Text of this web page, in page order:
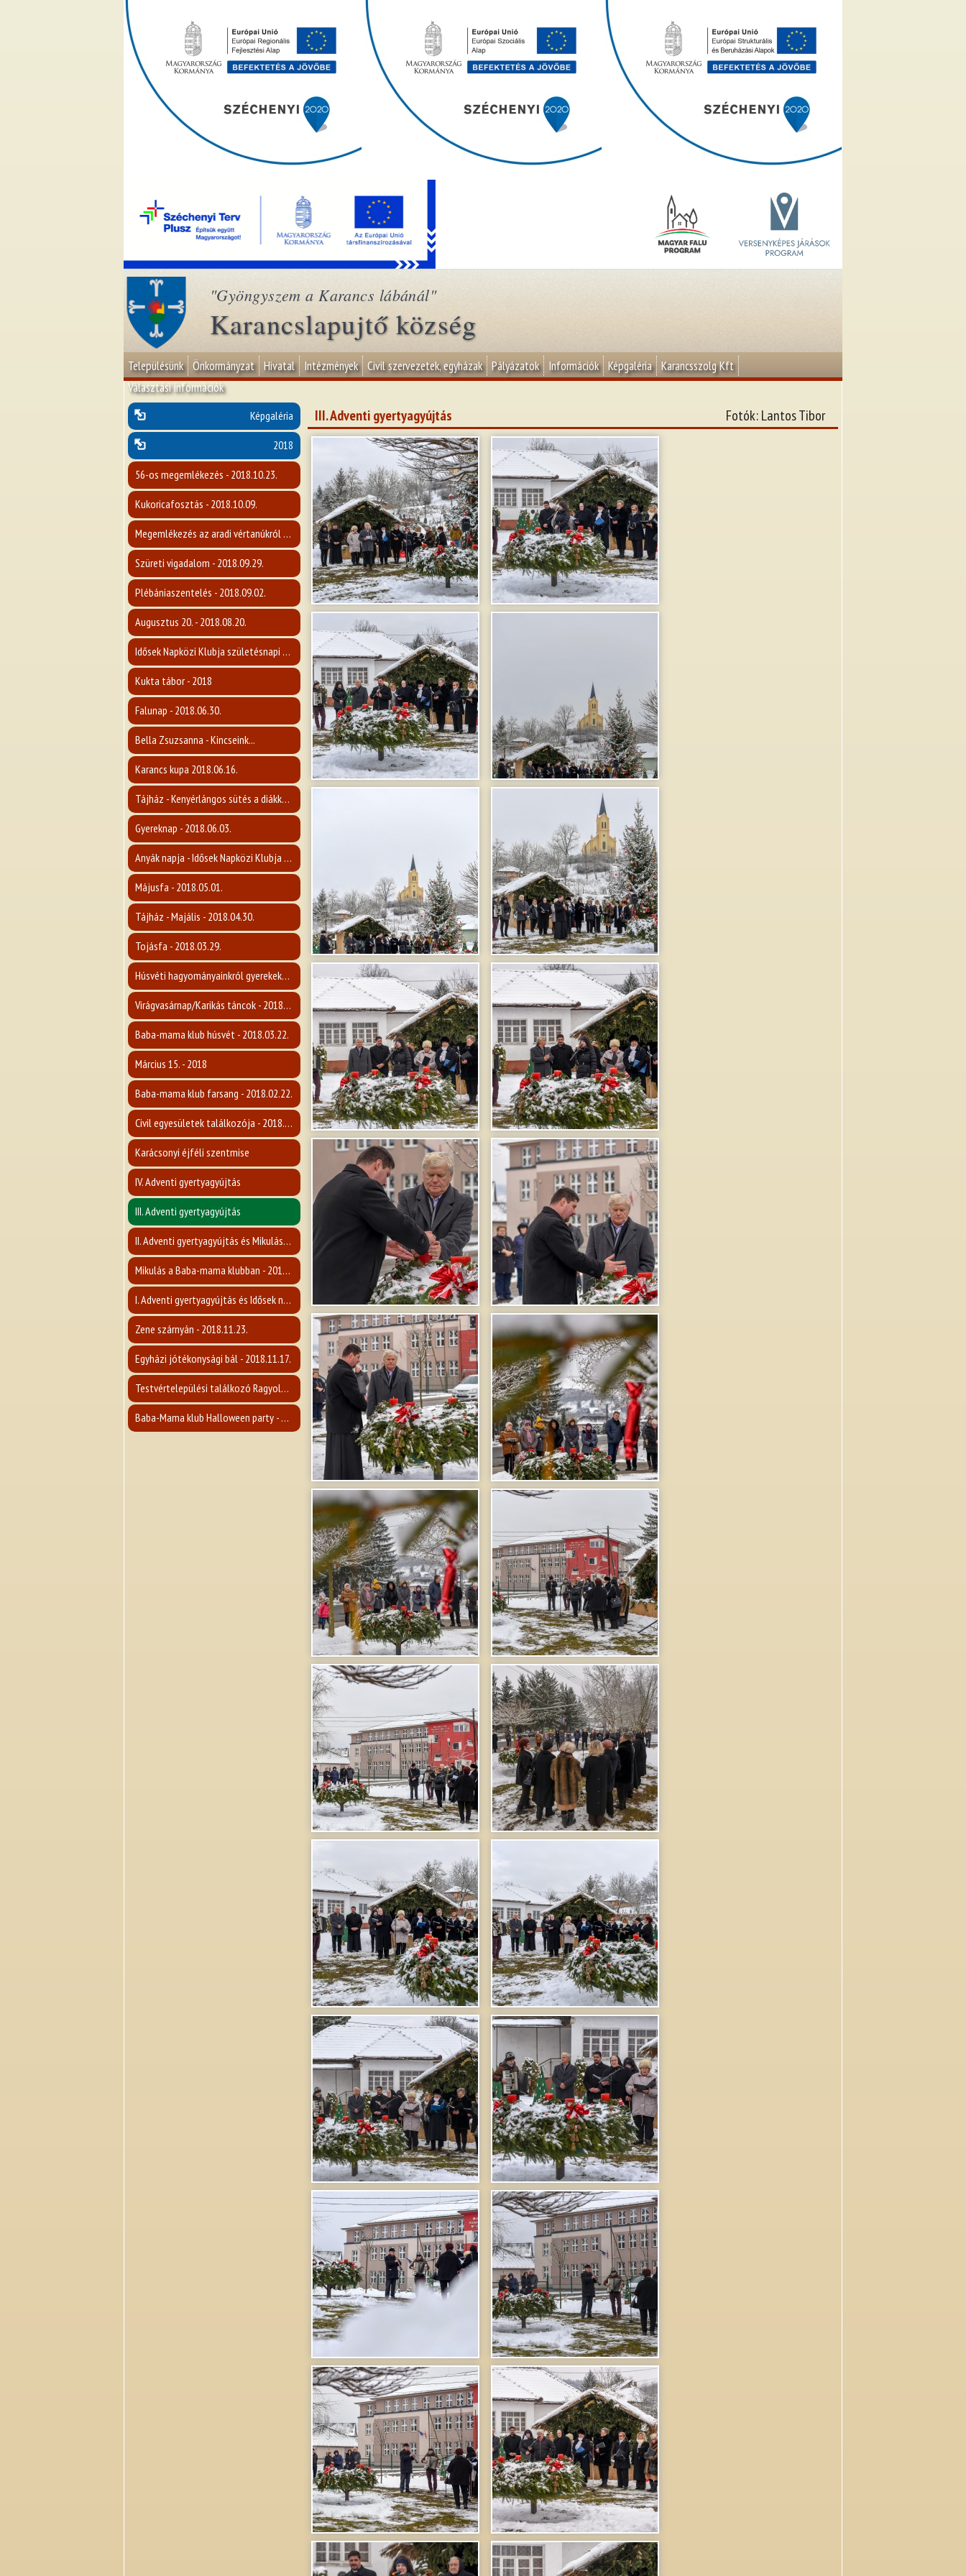
"Gyöngyszem a Karancs lábánál"
Karancslapujtő község
Településünk Önkormányzat Hivatal Intézmények Civil szervezetek, egyházak Pályázatok Információk Képgaléria Karancsszolg Kft
Választási információk
Képgaléria
2018
56-os megemlékezés - 2018.10.23.
Kukoricafosztás - 2018.10.09.
Megemlékezés az aradi vértanúkról - 2018.10.05.
Szüreti vigadalom - 2018.09.29.
Plébániaszentelés - 2018.09.02.
Augusztus 20. - 2018.08.20.
Idősek Napközi Klubja születésnapi rendezvénye - 2018.08.09.
Kukta tábor - 2018
Falunap - 2018.06.30.
Bella Zsuzsanna - Kincseink...
Karancs kupa 2018.06.16.
Tájház - Kenyérlángos sütés a diákkokal - 2018.06.15.
Gyereknap - 2018.06.03.
Anyák napja - Idősek Napközi Klubja - 2018.05.03.
Májusfa - 2018.05.01.
Tájház - Majális - 2018.04.30.
Tojásfa - 2018.03.29.
Húsvéti hagyományainkról gyerekeknek - 2018.03.28.
Virágvasárnap/Karikás táncok - 2018.03.24.
Baba-mama klub húsvét - 2018.03.22.
Március 15. - 2018
Baba-mama klub farsang - 2018.02.22.
Civil egyesületek találkozója - 2018.02.09
Karácsonyi éjféli szentmise
IV. Adventi gyertyagyújtás
III. Adventi gyertyagyújtás
II. Adventi gyertyagyújtás és Mikulás-várás - 2018.12.09.
Mikulás a Baba-mama klubban - 2018.12.04.
I. Adventi gyertyagyújtás és Idősek napja - 2018.12.02.
Zene szárnyán - 2018.11.23.
Egyházi jótékonysági bál - 2018.11.17.
Testvértelepülési találkozó Ragyolcon - 2018. 12.14.
Baba-Mama klub Halloween party - 2018.10.25.
Fotók: Lantos Tibor
III. Adventi gyertyagyújtás